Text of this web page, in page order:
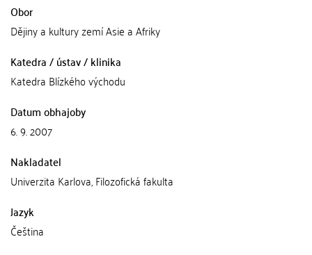
Obor
Dějiny a kultury zemí Asie a Afriky
Katedra / ústav / klinika
Katedra Blízkého východu
Datum obhajoby
6. 9. 2007
Nakladatel
Univerzita Karlova, Filozofická fakulta
Jazyk
Čeština